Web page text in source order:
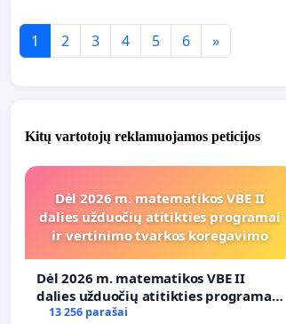
1 2 3 4 5 6 »
Kitų vartotojų reklamuojamos peticijos
Dėl 2026 m. matematikos VBE II
dalies užduočių atitikties programai
ir vertinimo tvarkos koregavimo
Dėl 2026 m. matematikos VBE II
dalies užduočių atitikties programai
ir vertinimo tvarkos koregavimo
13 256 parašai